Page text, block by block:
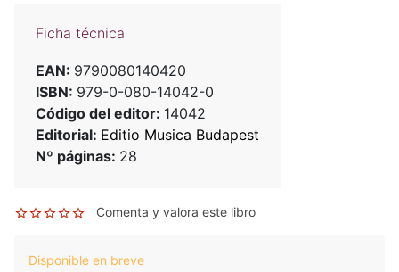
Ficha técnica
EAN: 9790080140420
ISBN: 979-0-080-14042-0
Código del editor: 14042
Editorial: Editio Musica Budapest
Nº páginas: 28
Comenta y valora este libro
Disponible en breve